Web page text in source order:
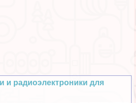
и радиоэлектроники для